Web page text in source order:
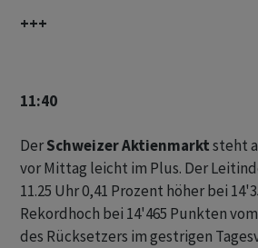
+++
11:40
DerSchweizer Aktienmarktsteht
vor Mittag leicht im Plus. Der
11.25 Uhr 0,41 Prozent höher bei
Rekordhoch bei 14'465 Punkten
des Rücksetzers im gestrigen